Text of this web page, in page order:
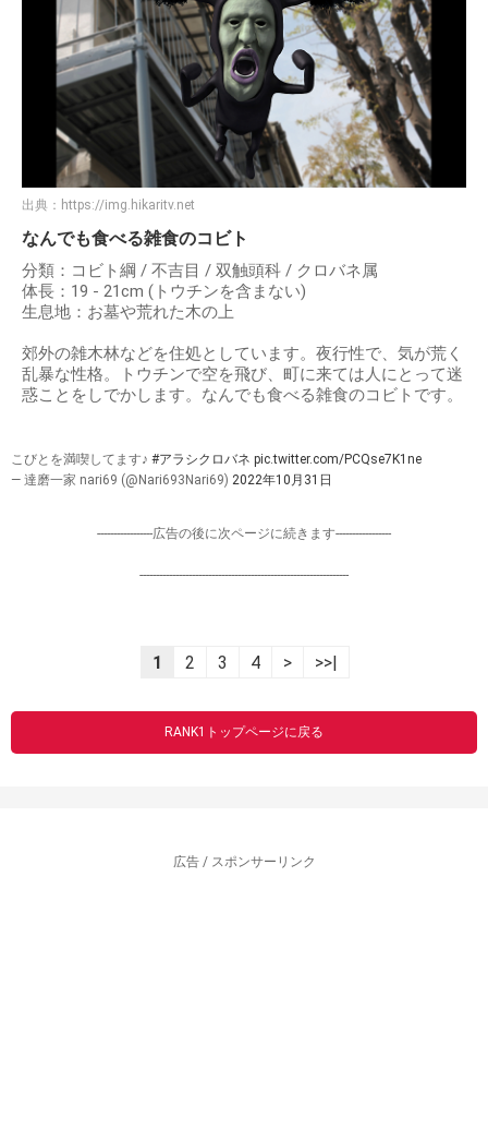
出典： https://img.hikaritv.net
なんでも食べる雑食のコビト
分類：コビト綱 / 不吉目 / 双触頭科 / クロバネ属
体長：19 - 21cm (トウチンを含まない)
生息地：お墓や荒れた木の上
郊外の雑木林などを住処としています。夜行性で、気が荒く
乱暴な性格。トウチンで空を飛び、町に来ては人にとって迷
惑ことをしでかします。なんでも食べる雑食のコビトです。
こびとを満喫してます♪ #アラシクロバネ pic.twitter.com/PCQse7K1ne
— 達磨一家 nari69 (@Nari693Nari69) 2022年10月31日
-----------------広告の後に次ページに続きます-----------------
----------------------------------------------------------------
1 2 3 4 > >>|
RANK1トップページに戻る
広告 / スポンサーリンク